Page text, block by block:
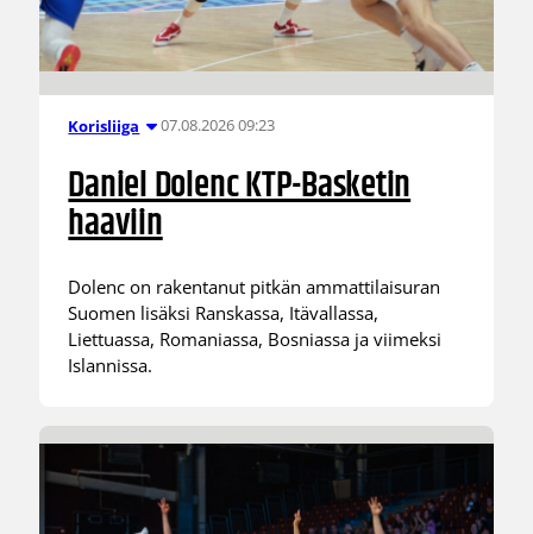
Korisliiga 07.08.2026 09:23
Daniel Dolenc KTP-Basketin
haaviin
Dolenc on rakentanut pitkän ammattilaisuran
Suomen lisäksi Ranskassa, Itävallassa,
Liettuassa, Romaniassa, Bosniassa ja viimeksi
Islannissa.